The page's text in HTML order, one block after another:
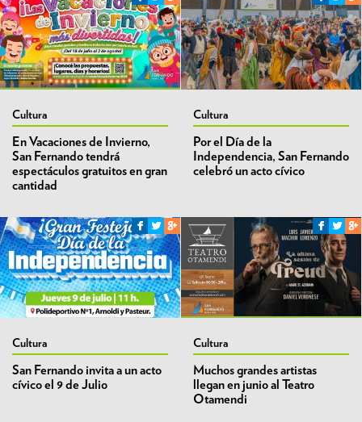
Cultura
En Vacaciones de Invierno,
San Fernando tendrá
espectáculos gratuitos en gran
cantidad
Cultura
Por el Día de la
Independencia, San Fernando
celebró un acto cívico
Cultura
San Fernando invita a un acto
cívico el 9 de Julio
Cultura
Muchos grandes artistas
llegan en junio al Teatro
Otamendi